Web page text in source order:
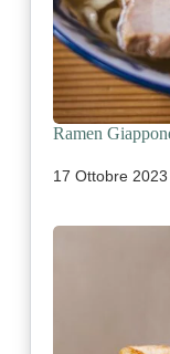
Ramen
17 Ottobre 2023